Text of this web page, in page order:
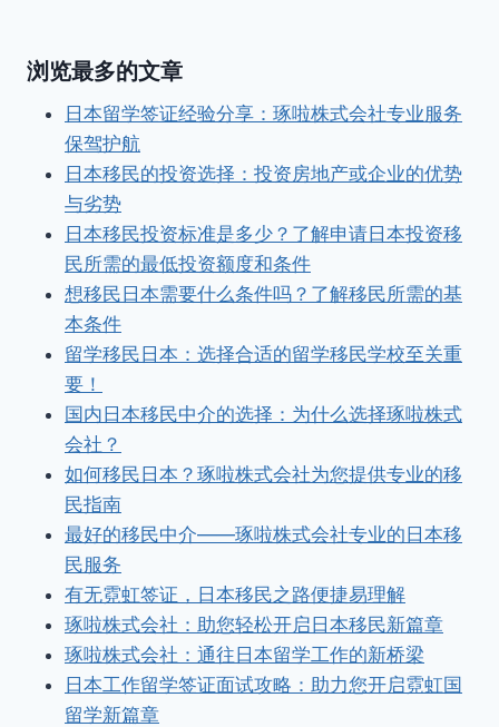
浏览最多的文章
日本留学签证经验分享：琢啦株式会社专业服务
保驾护航
日本移民的投资选择：投资房地产或企业的优势
与劣势
日本移民投资标准是多少？了解申请日本投资移
民所需的最低投资额度和条件
想移民日本需要什么条件吗？了解移民所需的基
本条件
留学移民日本：选择合适的留学移民学校至关重
要！
国内日本移民中介的选择：为什么选择琢啦株式
会社？
如何移民日本？琢啦株式会社为您提供专业的移
民指南
最好的移民中介——琢啦株式会社专业的日本移
民服务
有无霓虹签证，日本移民之路便捷易理解
琢啦株式会社：助您轻松开启日本移民新篇章
琢啦株式会社：通往日本留学工作的新桥梁
日本工作留学签证面试攻略：助力您开启霓虹国
留学新篇章